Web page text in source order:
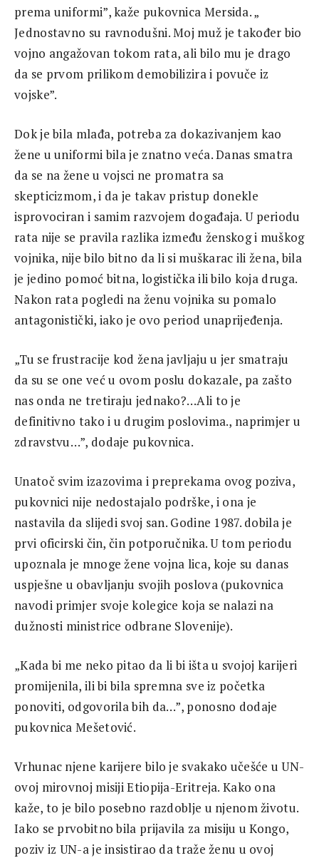
prema uniformi”, kaže pukovnica Mersida. „
Jednostavno su ravnodušni. Moj muž je također bio
vojno angažovan tokom rata, ali bilo mu je drago
da se prvom prilikom demobilizira i povuče iz
vojske”.
Dok je bila mlađa, potreba za dokazivanjem kao
žene u uniformi bila je znatno veća. Danas smatra
da se na žene u vojsci ne promatra sa
skepticizmom, i da je takav pristup donekle
isprovociran i samim razvojem događaja. U periodu
rata nije se pravila razlika između ženskog i muškog
vojnika, nije bilo bitno da li si muškarac ili žena, bila
je jedino pomoć bitna, logistička ili bilo koja druga.
Nakon rata pogledi na ženu vojnika su pomalo
antagonistički, iako je ovo period unaprijeđenja.
„Tu se frustracije kod žena javljaju u jer smatraju
da su se one već u ovom poslu dokazale, pa zašto
nas onda ne tretiraju jednako?…Ali to je
definitivno tako i u drugim poslovima., naprimjer u
zdravstvu…”, dodaje pukovnica.
Unatoč svim izazovima i preprekama ovog poziva,
pukovnici nije nedostajalo podrške, i ona je
nastavila da slijedi svoj san. Godine 1987. dobila je
prvi oficirski čin, čin potporučnika. U tom periodu
upoznala je mnoge žene vojna lica, koje su danas
uspješne u obavljanju svojih poslova (pukovnica
navodi primjer svoje kolegice koja se nalazi na
dužnosti ministrice odbrane Slovenije).
„Kada bi me neko pitao da li bi išta u svojoj karijeri
promijenila, ili bi bila spremna sve iz početka
ponoviti, odgovorila bih da…”, ponosno dodaje
pukovnica Mešetović.
Vrhunac njene karijere bilo je svakako učešće u UN-
ovoj mirovnoj misiji Etiopija-Eritreja. Kako ona
kaže, to je bilo posebno razdoblje u njenom životu.
Iako se prvobitno bila prijavila za misiju u Kongo,
poziv iz UN-a je insistirao da traže ženu u ovoj